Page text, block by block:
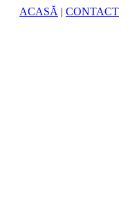
ACASĂ | CONTACT